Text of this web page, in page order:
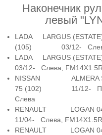
Наконечник
левый
LADA LARGUS
(105) 03/12- Слева,
LADA LARGUS
03/12- Слева, FM14X1.5R
NISSAN
75 (102) 11/12-
Слева
RENAULT LOGAN
11/04- Слева, FM14X1.5R
RENAULT